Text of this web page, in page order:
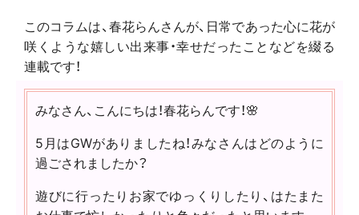
このコラムは、春花らんさんが、日常であった心に花が
咲くような嬉しい出来事・幸せだったことなどを綴る
連載です！
みなさん、こんにちは！春花らんです！🌸
5月はGWがありましたね！みなさんはどのように
過ごされましたか？
遊びに行ったりお家でゆっくりしたり、はたまた